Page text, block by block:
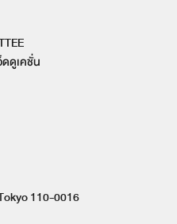
ดูเคชั่น
110-0016